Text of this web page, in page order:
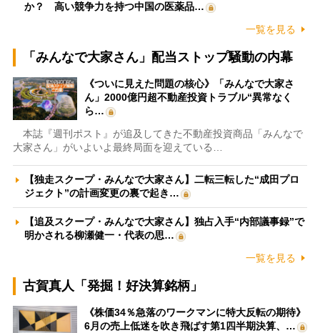
か？ 高い競争力を持つ中国の医薬品…
一覧を見る
「みんなで大家さん」配当ストップ騒動の内幕
《ついに見えた問題の核心》「みんなで大家さ
ん」2000億円超不動産投資トラブル“異常なく
ら…
本誌『週刊ポスト』が追及してきた不動産投資商品「みんなで
大家さん」がいよいよ最終局面を迎えている…
【独走スクープ・みんなで大家さん】二転三転した“成田プロ
ジェクト”の計画変更の裏で起き…
【追及スクープ・みんなで大家さん】独占入手“内部議事録”で
明かされる柳瀬健一・代表の思…
一覧を見る
古賀真人「発掘！好決算銘柄」
《株価34％急落のワークマンに特大反転の期待》
6月の売上低迷を吹き飛ばす第1四半期決算、…